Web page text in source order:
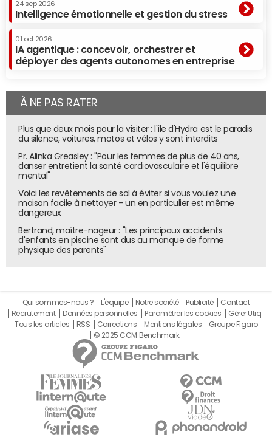
24 sep 2026
Intelligence émotionnelle et gestion du stress
01 oct 2026
IA agentique : concevoir, orchestrer et
déployer des agents autonomes en entreprise
À NE PAS RATER
Plus que deux mois pour la visiter : l'île d'Hydra est le paradis
du silence, voitures, motos et vélos y sont interdits
Pr. Alinka Greasley : "Pour les femmes de plus de 40 ans,
danser entretient la santé cardiovasculaire et l'équilibre
mental"
Voici les revêtements de sol à éviter si vous voulez une
maison facile à nettoyer - un en particulier est même
dangereux
Bertrand, maître-nageur : "Les principaux accidents
d'enfants en piscine sont dus au manque de forme
physique des parents"
Qui sommes-nous ? L'équipe Notre société Publicité
Contact
Recrutement
Données personnelles Paramétrer les cookies
Gérer Utiq
Tous les articles
RSS Corrections Mentions légales
Groupe Figaro
© 2025 CCM Benchmark